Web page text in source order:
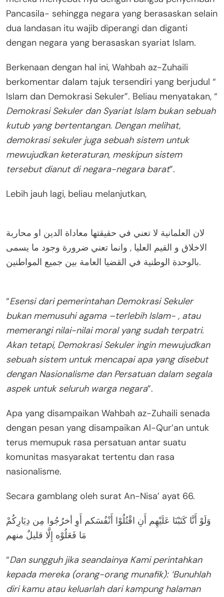
Pancasila- sehingga negara yang berasaskan selain
dua landasan itu wajib diperangi dan diganti
dengan negara yang berasaskan syariat Islam.
Berkenaan dengan hal ini, Wahbah az-Zuhaili
berkomentar dalam tajuk tersendiri yang berjudul “
Islam dan Demokrasi Sekuler”. Beliau menyatakan, “
Demokrasi Sekuler dan Syariat Islam bukan sebuah
kutub yang bertentangan. Dengan melihat,
demokrasi sekuler juga sebuah sistem untuk
mewujudkan keteraturan, meskipun sistem
tersebut dianut di negara-negara barat”.
Lebih jauh lagi, beliau melanjutkan,
لان العلمانية لا تعني في حقيقتها معاداة الدين او محاربة
الاخلاق و القيم العليا , وانما تعني ضرورة وجود ما يسمى
بالوحدة الوطنية في القضيا العامة بين جميع المواطنين.
“Esensi dari pemerintahan Demokrasi Sekuler
bukan memusuhi agama –terlebih Islam- , atau
memerangi nilai-nilai moral yang sudah terpatri.
Akan tetapi, Demokrasi Sekuler ingin mewujudkan
sebuah sistem untuk mencapai apa yang disebut
dengan Nasionalisme dan Persatuan dalam segala
aspek untuk seluruh warga negara”.
Apa yang disampaikan Wahbah az-Zuhaili senada
dengan pesan yang disampaikan Al-Qur’an untuk
terus memupuk rasa persatuan antar suatu
komunitas masyarakat tertentu dan rasa
nasionalisme.
Secara gamblang oleh surat An-Nisa’ ayat 66.
وَلَوْ أَنَّا كَتَبْنَا عَلَيْهِم أَنِ اقْتُلُوْا أَنْفُسَكم أَوِ أخرُجُوا مِن دِيَارِكُمْ
مَا فَعَلُوْه إِلَّا قليلٌ منهم
“Dan sungguh jika seandainya Kami perintahkan
kepada mereka (orang-orang munafik): ‘Bunuhlah
diri kamu atau keluarlah dari kampung halaman